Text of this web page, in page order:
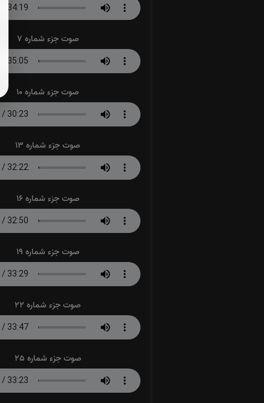
صوت جزء شماره 7
صوت جزء شماره 10
صوت جزء شماره 13
صوت جزء شماره 16
صوت جزء شماره 19
صوت جزء شماره 22
صوت جزء شماره 25